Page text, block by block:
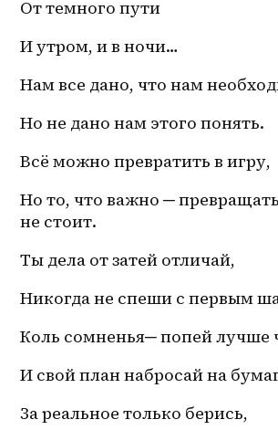
От темного пути
И утром, и в ночи…
Нам все дано, что нам
Но не дано нам этого понять.
Всё можно превратить в игру,
Но то, что важно ─
не стоит.
Ты дела от затей отличай,
Никогда не спеши с первым
Коль сомненья─ попей лучше
И свой план набросай на
За реальное только берись,